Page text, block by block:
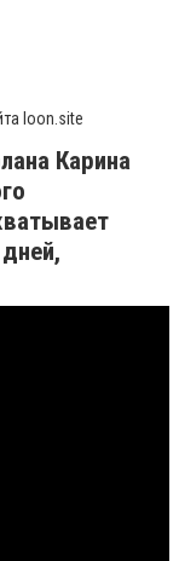
loon.site
Карина